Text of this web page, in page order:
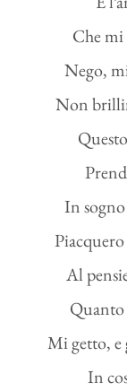
Che mi
Nego,
Non
In
Al
Quanto
Mi getto,
In